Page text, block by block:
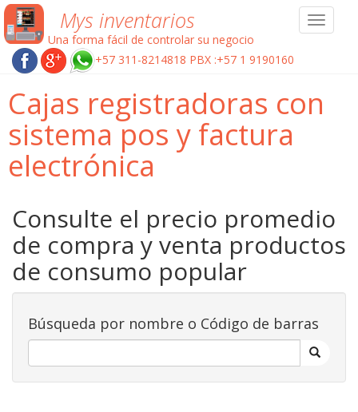
Toggle
Mys inventarios
Una forma fácil de controlar su negocio
+57 311-8214818 PBX :+57 1 9190160
Cajas registradoras con
sistema pos y factura
electrónica
Consulte el precio promedio
de compra y venta productos
de consumo popular
Búsqueda por nombre o Código de barras